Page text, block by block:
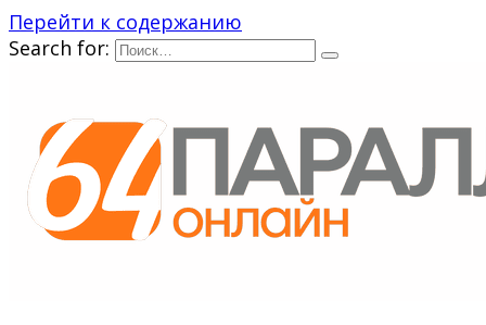
Перейти к содержанию
Search for: